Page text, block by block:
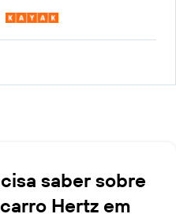
saber sobre
Hertz em